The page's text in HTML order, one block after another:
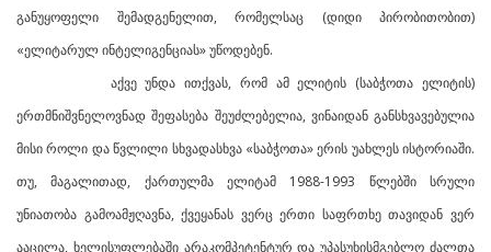
განუყოფელი შემადგენელით, რომელსაც (დიდი პირობითობით)
«ელიტარულ ინტელიგენციას» უწოდებენ.
აქვე უნდა ითქვას, რომ ამ ელიტის (საბჭოთა ელიტის)
ერთმნიშვნელოვნად შეფასება შეუძლებელია, ვინაიდან განსხვავებულია
მისი როლი და წვლილი სხვადასხვა «საბჭოთა» ერის უახლეს ისტორიაში.
თუ, მაგალითად, ქართულმა ელიტამ 1988-1993 წლებში სრული
უნიათობა გამოამჟღავნა, ქვეყანას ვერც ერთი საფრთხე თავიდან ვერ
ააცილა, ხელისუფლებაში არაკომპეტენტურ და უპასუხისმგებლო ძალთა